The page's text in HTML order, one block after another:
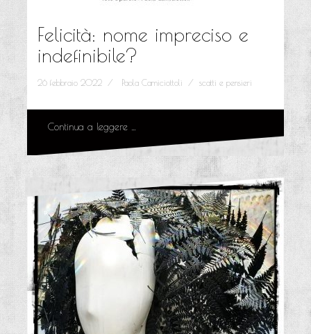
Felicità: nome impreciso e
indefinibile?
26 febbraio 2022 Paola Camiciottoli scatti e pensieri
Continua a leggere …